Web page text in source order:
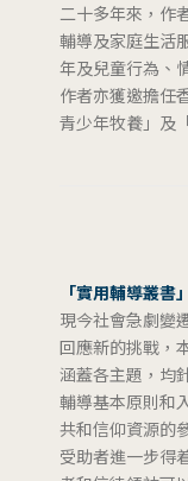
二十多年來，作
輔導及家庭生活
年及兒童行為、
作者亦獲邀擔任
青少年牧養」及
「實用輔導叢書
現今社會急劇變
回應新的挑戰，
涵蓋各主題，均
輔導基本原則和
共和信仰資源的
受助者進一步得